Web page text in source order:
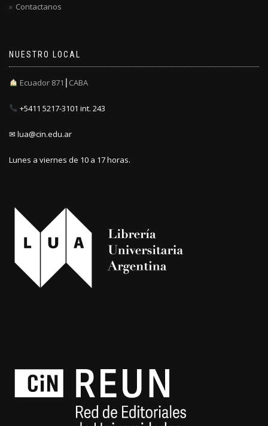
Contactanos
NUESTRO LOCAL
Ecuador 871┃CABA
+5411 5217-3101 int. 243
✉ lua@cin.edu.ar
Lunes a viernes de 10 a 17 horas.